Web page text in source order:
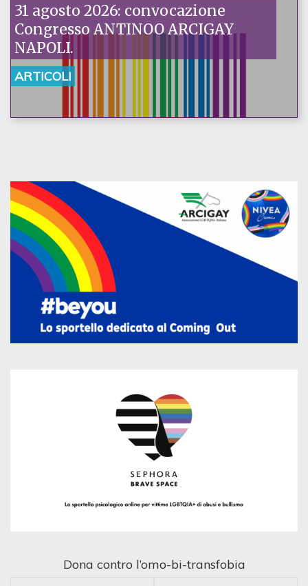
31 agosto 2026: convocazione
Congresso ANTINOO ARCIGAY
NAPOLI.
ARTICOLI
Dona contro l’omo-bi-transfobia